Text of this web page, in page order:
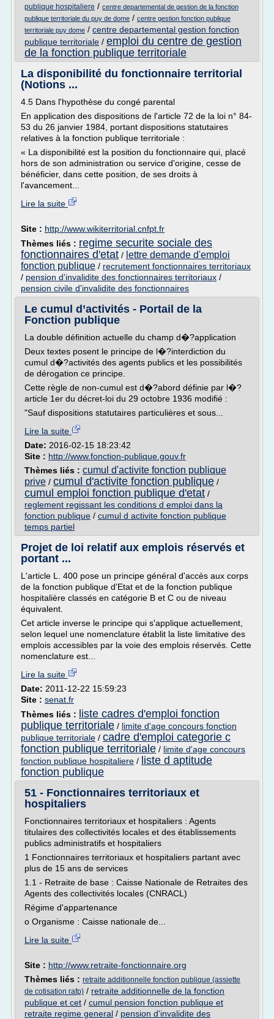
publique hospitaliere / centre departemental de gestion de la fonction
publique territoriale du puy de dome / centre gestion fonction publique
territoriale puy dome / centre departemental gestion fonction
publique territoriale / emploi du centre de gestion
de la fonction publique territoriale
La disponibilité du fonctionnaire territorial
(Notions ...
4.5 Dans l'hypothèse du congé parental
En application des dispositions de l'article 72 de la loi n° 84-
53 du 26 janvier 1984, portant dispositions statutaires
relatives à la fonction publique territoriale :
« La disponibilité est la position du fonctionnaire qui, placé
hors de son administration ou service d'origine, cesse de
bénéficier, dans cette position, de ses droits à
l'avancement...
Lire la suite
Site : http://www.wikiterritorial.cnfpt.fr
Thèmes liés : regime securite sociale des
fonctionnaires d'etat / lettre demande d'emploi
fonction publique / recrutement fonctionnaires territoriaux
/ pension d'invalidite des fonctionnaires territoriaux /
pension civile d'invalidite des fonctionnaires
Le cumul d’activités - Portail de la
Fonction publique
La double définition actuelle du champ d�?application
Deux textes posent le principe de l�?interdiction du
cumul d�?activités des agents publics et les possibilités
de dérogation ce principe.
Cette règle de non-cumul est d�?abord définie par l�?
article 1er du décret-loi du 29 octobre 1936 modifié :
"Sauf dispositions statutaires particulières et sous...
Lire la suite
Date: 2016-02-15 18:23:42
Site : http://www.fonction-publique.gouv.fr
Thèmes liés : cumul d'activite fonction publique
prive / cumul d'activite fonction publique /
cumul emploi fonction publique d'etat /
reglement regissant les conditions d emploi dans la
fonction publique / cumul d activite fonction publique
temps partiel
Projet de loi relatif aux emplois réservés et
portant ...
L'article L. 400 pose un principe général d'accès aux corps
de la fonction publique d'Etat et de la fonction publique
hospitalière classés en catégorie B et C ou de niveau
équivalent.
Cet article inverse le principe qui s'applique actuellement,
selon lequel une nomenclature établit la liste limitative des
emplois accessibles par la voie des emplois réservés. Cette
nomenclature est...
Lire la suite
Date: 2011-12-22 15:59:23
Site : senat.fr
Thèmes liés :
liste cadres d'emploi fonction
publique territoriale / limite d'age concours fonction
publique territoriale / cadre d'emploi categorie c
fonction publique territoriale / limite d'age concours
fonction publique hospitaliere / liste d aptitude
fonction publique
51 - Fonctionnaires territoriaux et
hospitaliers
Fonctionnaires territoriaux et hospitaliers : Agents
titulaires des collectivités locales et des établissements
publics administratifs et hospitaliers
1 Fonctionnaires territoriaux et hospitaliers partant avec
plus de 15 ans de services
1.1 - Retraite de base : Caisse Nationale de Retraites des
Agents des collectivités locales (CNRACL)
Régime d'appartenance
o Organisme : Caisse nationale de...
Lire la suite
Site : http://www.retraite-fonctionnaire.org
Thèmes liés : retraite additionnelle fonction publique (assiette
de cotisation rafp) / retraite additionnelle de la fonction
publique et cet / cumul pension fonction publique et
retraite regime general / pension d'invalidite des